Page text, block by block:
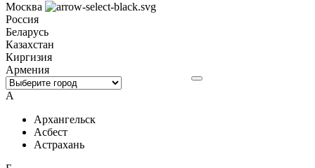
Москва
Россия
Беларусь
Казахстан
Киргизия
Армения
А
Архангельск
Асбест
Астрахань